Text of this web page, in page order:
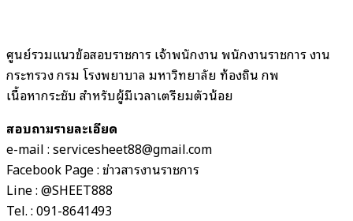
ศูนย์รวมแนวข้อสอบราชการ เจ้าพนักงาน พนักงานราชการ งาน
กระทรวง กรม โรงพยาบาล มหาวิทยาลัย ท้องถิ่น กพ
เนื้อหากระชับ สำหรับผู้มีเวลาเตรียมตัวน้อย
สอบถามรายละเอียด
e-mail : servicesheet88@gmail.com
Facebook Page : ข่าวสารงานราชการ
Line : @SHEET888
Tel. : 091-8641493